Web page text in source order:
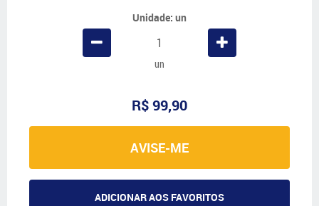
Unidade: un
un
R$ 99,90
AVISE-ME
ADICIONAR AOS FAVORITOS